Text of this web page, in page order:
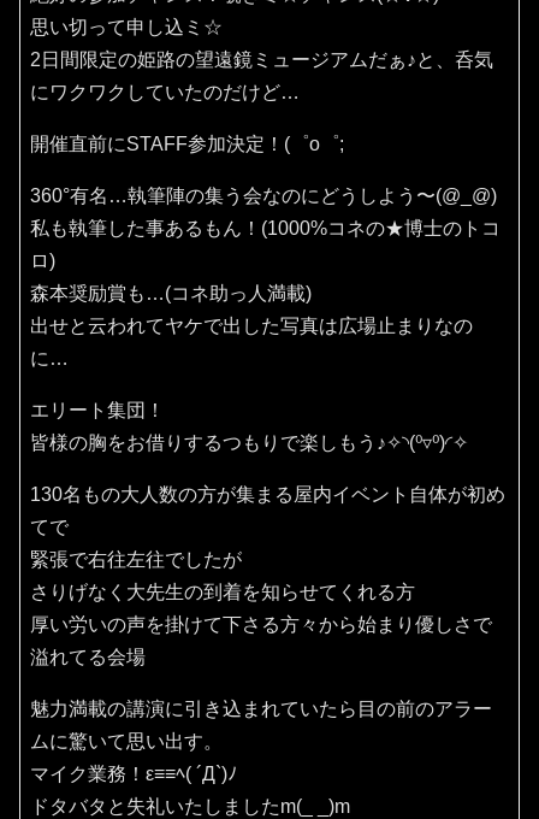
思い切って申し込ミ☆
2日間限定の姫路の望遠鏡ミュージアムだぁ♪と、呑気
にワクワクしていたのだけど…
開催直前にSTAFF参加決定！(⁠゜⁠o⁠゜⁠;
360°有名…執筆陣の集う会なのにどうしよう〜(⁠@⁠_⁠@⁠)
私も執筆した事あるもん！(1000%コネの★博士のトコ
ロ)
森本奨励賞も…(コネ助っ人満載)
出せと云われてヤケで出した写真は広場止まりなの
に…
エリート集団！
皆様の胸をお借りするつもりで楽しもう♪✧⁠◝⁠(⁠⁰⁠▿⁠⁰⁠)⁠◜⁠✧
130名もの大人数の方が集まる屋内イベント自体が初め
てで
緊張で右往左往でしたが
さりげなく大先生の到着を知らせてくれる方
厚い労いの声を掛けて下さる方々から始まり優しさで
溢れてる会場
魅力満載の講演に引き込まれていたら目の前のアラー
ムに驚いて思い出す。
マイク業務！ε≡≡ﾍ( ´Д`)ﾉ
ドタバタと失礼いたしましたm(_ _)m